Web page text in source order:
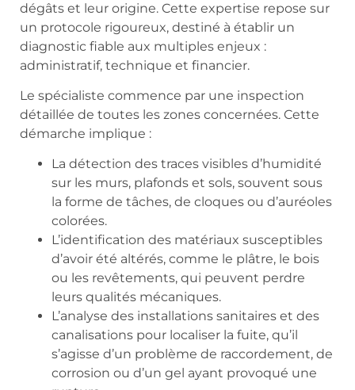
dégâts et leur origine. Cette expertise repose sur
un protocole rigoureux, destiné à établir un
diagnostic fiable aux multiples enjeux :
administratif, technique et financier.
Le spécialiste commence par une inspection
détaillée de toutes les zones concernées. Cette
démarche implique :
La détection des traces visibles d’humidité
sur les murs, plafonds et sols, souvent sous
la forme de tâches, de cloques ou d’auréoles
colorées.
L’identification des matériaux susceptibles
d’avoir été altérés, comme le plâtre, le bois
ou les revêtements, qui peuvent perdre
leurs qualités mécaniques.
L’analyse des installations sanitaires et des
canalisations pour localiser la fuite, qu’il
s’agisse d’un problème de raccordement, de
corrosion ou d’un gel ayant provoqué une